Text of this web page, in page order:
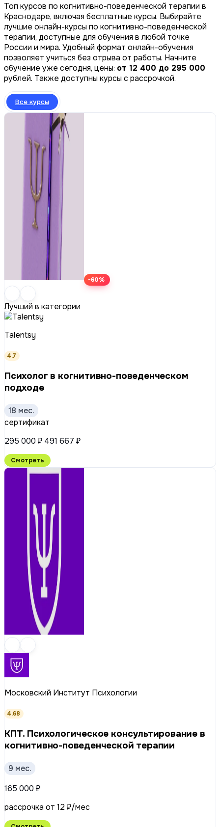
Топ курсов по когнитивно-поведенческой терапии в
Краснодаре, включая бесплатные курсы. Выбирайте
лучшие онлайн-курсы по когнитивно-поведенческой
терапии, доступные для обучения в любой точке
России и мира. Удобный формат онлайн-обучения
позволяет учиться без отрыва от работы. Начните
обучение уже сегодня, цены: от 12 400 до 295 000
рублей. Также доступны курсы с рассрочкой.
Все курсы
-60%
Лучший в категории
Talentsy
4.7
Психолог в когнитивно-поведенческом
подходе
18 мес.
сертификат
295 000 ₽ 491 667 ₽
Смотреть
Московский Институт Психологии
4.68
КПТ. Психологическое консультирование в
когнитивно-поведенческой терапии
9 мес.
165 000 ₽
рассрочка от 12 ₽/мес